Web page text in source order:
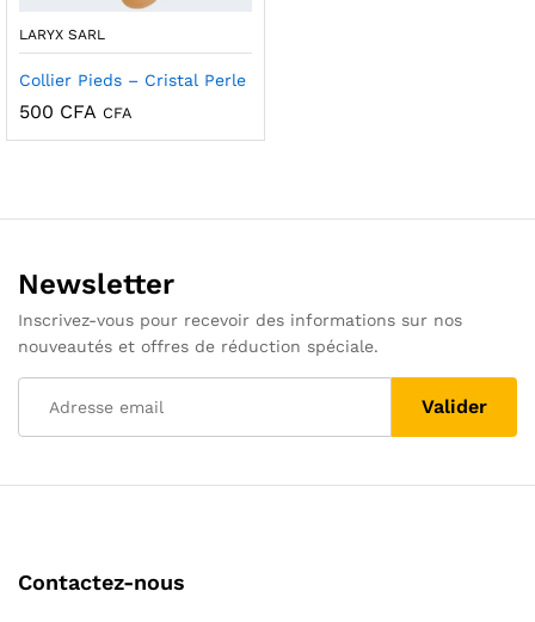
LARYX SARL
Collier Pieds – Cristal Perle
500 CFA CFA
Newsletter
Inscrivez-vous pour recevoir des informations sur nos
nouveautés et offres de réduction spéciale.
Contactez-nous